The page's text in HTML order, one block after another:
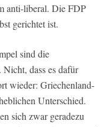
anti-liberal. Die FDP
gerichtet ist.
sind die
dass es dafür
wieder: Griechenland-
Unterschied.
sich zwar geradezu